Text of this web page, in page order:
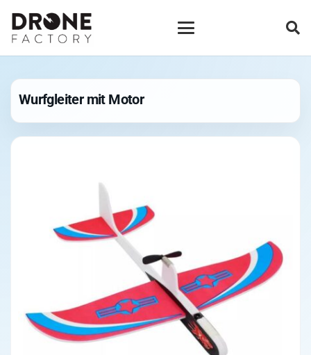
Wurfgleiter mit Motor